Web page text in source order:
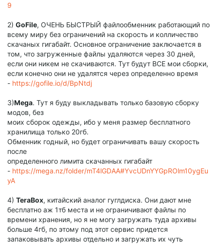
9
2) GoFile, ОЧЕНЬ БЫСТРЫЙ файлообменник работающий по
всему миру без ограничений на скорость и колличество
скачаных гигабайт. Основное ограничение заключается в
том, что загруженные файлы удаляются через 30 дней,
если они никем не скачиваются. Тут будут ВСЕ мои сборки,
если конечно они не удалятся через определенно время
- https://gofile.io/d/BpNtdj
3)Mega. Тут я буду выкладывать только базовую сборку
модов, без
моих сборок одежды, ибо у меня размер бесплатного
хранилища только 20гб.
Обменник годный, но будет ограничивать вашу скорость
после
определенного лимита скачанных гигабайт
- https://mega.nz/folder/mT4lGDAA#YvcUDnYYGpROlm10ygEu
yA
4) TeraBox, китайский аналог гуглдиска. Они дают мне
бесплатно аж 1тб места и не ограничивают файлы по
времени хранения, но я не могу загружать туда архивы
больше 4гб, по этому под этот сервис придется
запаковывать архивы отдельно и загружать их чуть